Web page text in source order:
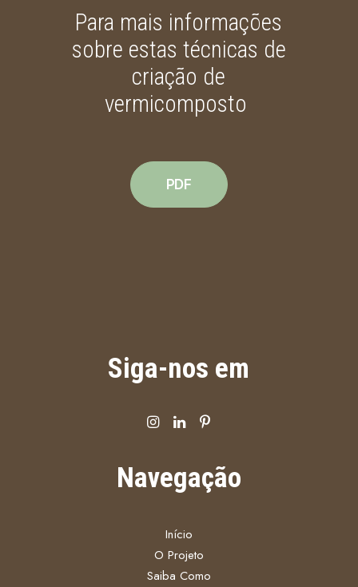
Para mais informações
sobre estas técnicas de
criação de
vermicomposto
PDF
Siga-nos em
Navegação
Início
O Projeto
Saiba Como